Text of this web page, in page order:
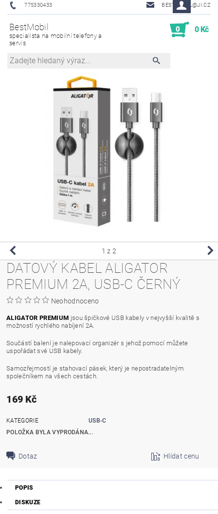
775330433 BESTMOBIL@JI.CZ
BestMobil
specialista na mobilní telefony a
servis
0 0 Kč
1 z 2
DATOVÝ KABEL ALIGATOR
PREMIUM 2A, USB-C ČERNÝ
Neohodnoceno
ALIGATOR PREMIUM jsou špičkové USB kabely v nejvyšší kvalitě s
možností rychlého nabíjení 2A.
Součástí balení je nalepovací organizér s jehož pomocí můžete
uspořádat své USB kabely.
Samozřejmostí je stahovací pásek, který je nepostradatelným
společníkem na všech cestách.
169 Kč
KATEGORIE
USB-C
POLOŽKA BYLA VYPRODÁNA...
Dotaz Hlídat cenu
POPIS
DISKUZE